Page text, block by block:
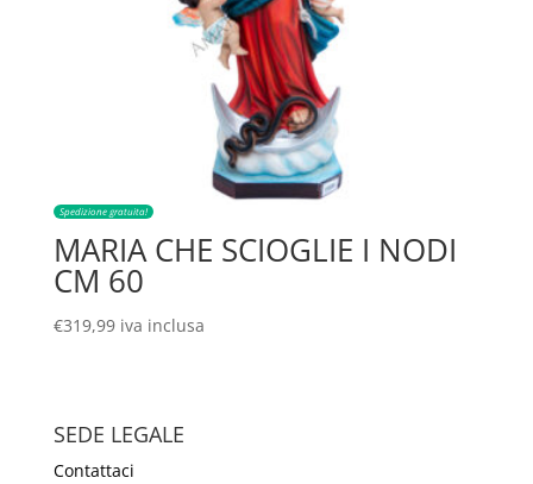
Spedizione gratuita!
MARIA CHE SCIOGLIE I NODI
CM 60
€319,99 iva inclusa
SEDE LEGALE
Contattaci